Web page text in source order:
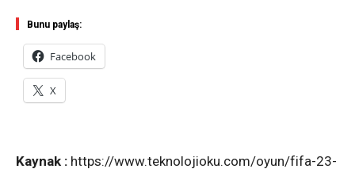
Bunu paylaş:
Facebook
X
Kaynak : https://www.teknolojioku.com/oyun/fifa-23-